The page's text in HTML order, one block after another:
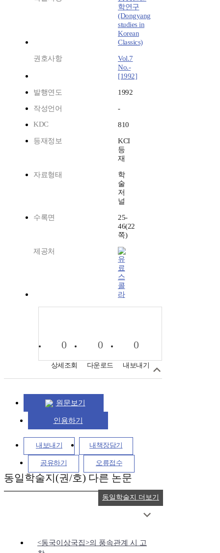
학연구
(Dongyang
studies in
Korean
Classics)
권호사항
Vol.7
No.-
[1992]
발행연도 1992
작성언어
-
KDC
810
등재정보
KCI
등
재
자료형태
학
술
저
널
수록면
25-
46(22
쪽)
제공처
스
콜
라
0
상세조회
0
다운로드
0
내보내기
원문보기
인용하기
내보내기 내책장담기
공유하기 오류접수
동일학술지(권/호) 다른 논문
<동국이상국집>의 풍속관계 시 고
동일학술지 더보기